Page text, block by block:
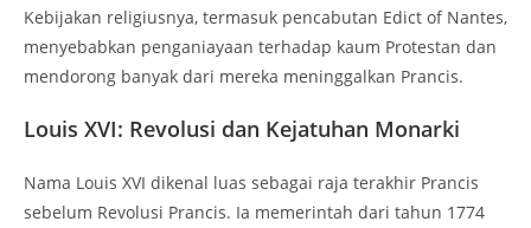
Kebijakan religiusnya, termasuk pencabutan Edict of Nantes,
menyebabkan penganiayaan terhadap kaum Protestan dan
mendorong banyak dari mereka meninggalkan Prancis.
Louis XVI: Revolusi dan Kejatuhan Monarki
Nama Louis XVI dikenal luas sebagai raja terakhir Prancis
sebelum Revolusi Prancis. Ia memerintah dari tahun 1774